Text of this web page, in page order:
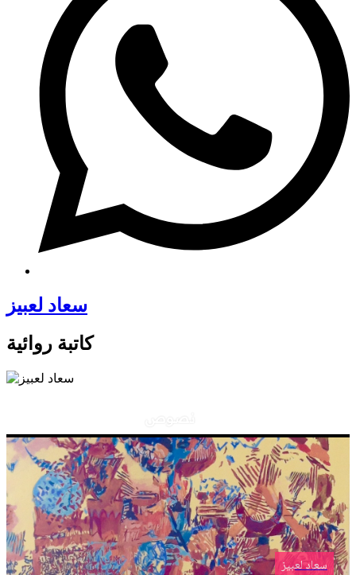
سعاد لعبيز
كاتبة روائية
سعاد لعبيز